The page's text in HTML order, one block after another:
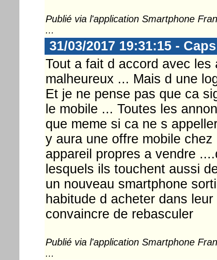
Publié via l'application Smartphone
...
31/03/2017 19:31:15 - Caps
Tout a fait d accord avec
malheureux ... Mais d une
Et je ne pense pas que ca
le mobile ... Toutes les
que meme si ca ne s
y aura une offre mobile
appareil propres a vendre
lesquels ils touchent aussi
un nouveau smartphone
habitude d acheter dans
convaincre de rebasculer
Publié via l'application Smartphone
...